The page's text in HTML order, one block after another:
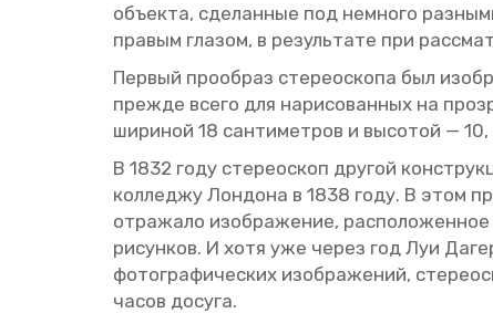
объ­ек­та, сде­лан­ные под немно­го
пра­вым гла­зом, в ре­зуль­та­те при
Пер­вый про­об­раз сте­рео­ско­па был
пре­жде всего для на­ри­со­ван­ных на
ши­ри­ной 18 сан­ти­мет­ров и вы­со­той —
В 1832 году сте­рео­скоп дру­гой
кол­ле­джу Лон­до­на в 1838 году. В этом
от­ра­жа­ло изоб­ра­же­ние, рас­по­ло­жен­ное
ри­сун­ков. И хотя уже через год Луи
фо­то­гра­фи­че­ских изоб­ра­же­ний,
часов до­су­га.